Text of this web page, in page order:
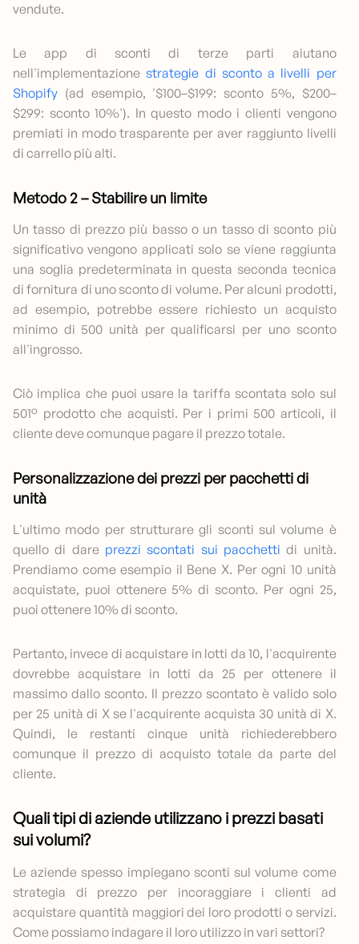
vendute.
Le app di sconti di terze parti aiutano
nell'implementazionestrategie di sconto a livelli per
Shopify (ad esempio, '$100–$199: sconto 5%, $200–
$299: sconto 10%'). In questo modo i clienti vengono
premiati in modo trasparente per aver raggiunto livelli
di carrello più alti.
Metodo 2 – Stabilire un limite
Un tasso di prezzo più basso o un tasso di sconto più
significativo vengono applicati solo se viene raggiunta
una soglia predeterminata in questa seconda tecnica
di fornitura di uno sconto di volume. Per alcuni prodotti,
ad esempio, potrebbe essere richiesto un acquisto
minimo di 500 unità per qualificarsi per uno sconto
all'ingrosso.
Ciò implica che puoi usare la tariffa scontata solo sul
501° prodotto che acquisti. Per i primi 500 articoli, il
cliente deve comunque pagare il prezzo totale.
Personalizzazione dei prezzi per pacchetti di
unità
L'ultimo modo per strutturare gli sconti sul volume è
quello di dare prezzi scontati sui pacchettidi unità.
Prendiamo come esempio il Bene X. Per ogni 10 unità
acquistate, puoi ottenere 5% di sconto. Per ogni 25,
puoi ottenere 10% di sconto.
Pertanto, invece di acquistare in lotti da 10, l'acquirente
dovrebbe acquistare in lotti da 25 per ottenere il
massimo dallo sconto. Il prezzo scontato è valido solo
per 25 unità di X se l'acquirente acquista 30 unità di X.
Quindi, le restanti cinque unità richiederebbero
comunque il prezzo di acquisto totale da parte del
cliente.
Quali tipi di aziende utilizzano i prezzi basati
sui volumi?
Le aziende spesso impiegano sconti sul volume come
strategia di prezzo per incoraggiare i clienti ad
acquistare quantità maggiori dei loro prodotti o servizi.
Come possiamo indagare il loro utilizzo in vari settori?